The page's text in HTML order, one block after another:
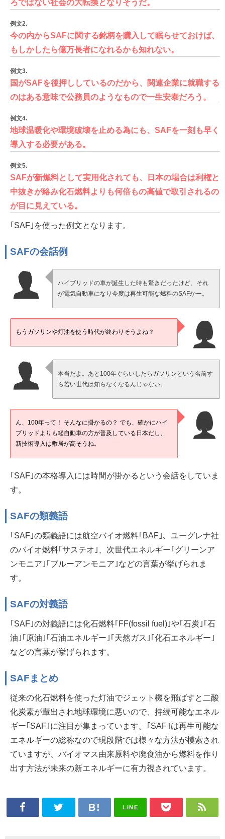
ろではない社会の大転換となりそうだ。
例文2.
今の内からSAFに関する銘柄を購入して眠らせておけば、
もしかしたら億万長者になれるかも知れない。
例文3.
国がSAFを後押ししているのだから、関連企業に就職する
のはある意味で公務員のようなもので一生安泰だろう。
例文4.
地球温暖化や環境破壊を止める為にも、SAFを一刻も早く
導入する必要がある。
例文5.
SAFが新燃料として実用化されても、日本の場合は利権と
中抜きが絡み化石燃料よりも何倍もの高値で取引されるの
が目に見えている。
｢SAF｣を使った例文となります。
SAFの会話例
ハイブリッドの車が誕生した時も驚きだったけど、それ
が電気自動車になり今度は再生可能な燃料のSAFかー。
もうガソリンや灯油を使う時代が終わりそうよね？
本当だよ。あと100年ぐらいしたらガソリンという名前す
ら若い世代は知らなくなるんじゃない。
ん、100年って！ そんなに掛かるの？ でも、確かにハイ
ブリッドよりも軽自動車の方が普及している日本だし、
新技術導入は敷居が高そうね。
｢SAF｣の本格導入には時間が掛かるという会話をしていま
す。
SAFの類義語
｢SAF｣の類義語には航空バイオ燃料｢BAF｣、ユーグレナ社
のバイオ燃料｢サステオ｣、次世代エネルギー｢グリーンア
ンモニア｣｢ブルーアンモニア｣などの言葉が挙げられま
す。
SAFの対義語
｢SAF｣の対義語には化石燃料｢FF(fossil fuel)｣や｢石炭｣｢石
油｣｢原油｣｢石油エネルギー｣｢天然ガス｣｢化石エネルギー｣
などの言葉が挙げられます。
SAFまとめ
従来の化石燃料を使った灯油でジェット機を飛ばすと二酸
化炭素が輩出され地球環境に悪いので、持続可能なエネル
ギー｢SAF｣に注目が集まっています。｢SAF｣は再生可能な
エネルギーの総称なので現段階では様々な方法が模索され
ていますが、バイオマス由来原料や廃食油から燃料を作り
出す方法が未来の新エネルギーに有力視されています。
LINE